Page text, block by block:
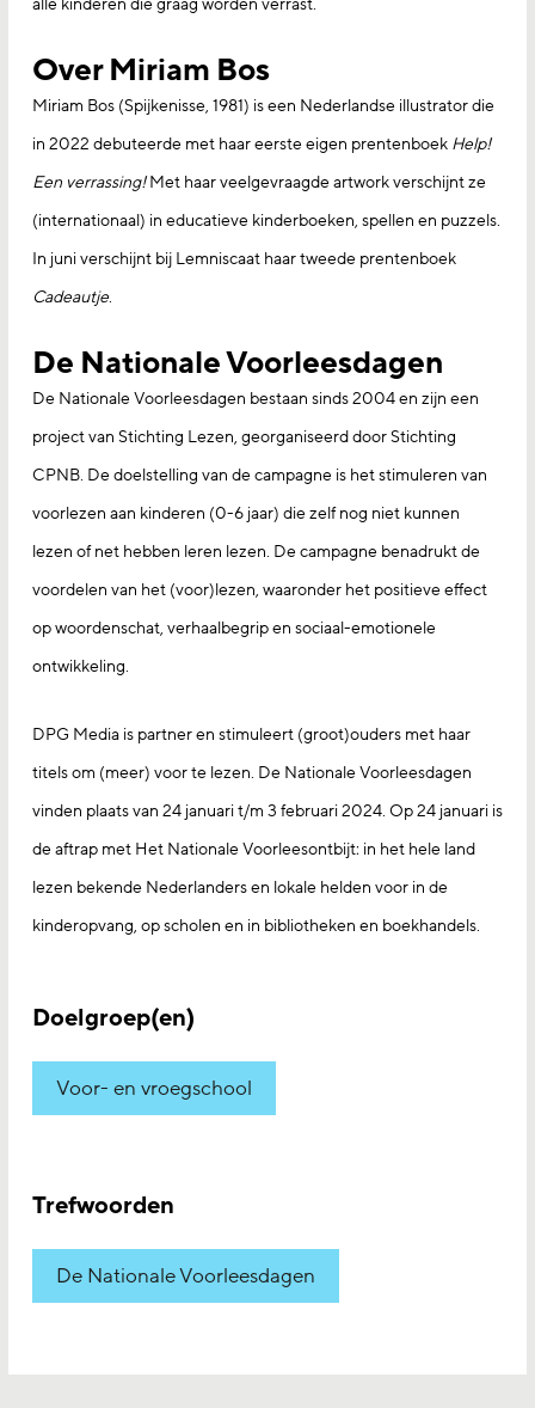
alle kinderen die graag worden verrast.
Over Miriam Bos
Miriam Bos (Spijkenisse, 1981) is een Nederlandse illustrator die
in 2022 debuteerde met haar eerste eigen prentenboek Help!
Een verrassing!Met haar veelgevraagde artwork verschijnt ze
(internationaal) in educatieve kinderboeken, spellen en puzzels.
In juni verschijnt bij Lemniscaat haar tweede prentenboek
Cadeautje.
De Nationale Voorleesdagen
De Nationale Voorleesdagen bestaan sinds 2004 en zijn een
project van Stichting Lezen, georganiseerd door Stichting
CPNB. De doelstelling van de campagne is het stimuleren van
voorlezen aan kinderen (0-6 jaar) die zelf nog niet kunnen
lezen of net hebben leren lezen. De campagne benadrukt de
voordelen van het (voor)lezen, waaronder het positieve effect
op woordenschat, verhaalbegrip en sociaal-emotionele
ontwikkeling.
DPG Media is partner en stimuleert (groot)ouders met haar
titels om (meer) voor te lezen. De Nationale Voorleesdagen
vinden plaats van 24 januari t/m 3 februari 2024. Op 24 januari is
de aftrap met Het Nationale Voorleesontbijt: in het hele land
lezen bekende Nederlanders en lokale helden voor in de
kinderopvang, op scholen en in bibliotheken en boekhandels.
Doelgroep(en)
Voor- en vroegschool
Trefwoorden
De Nationale Voorleesdagen